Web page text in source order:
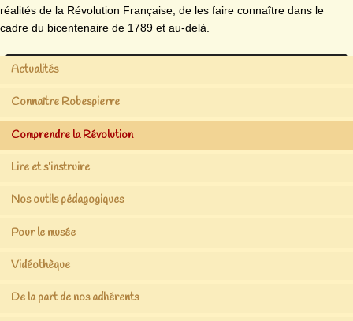
réalités de la Révolution Française, de les faire connaître dans le
cadre du bicentenaire de 1789 et au-delà.
Actualités
Connaître Robespierre
Comprendre la Révolution
Lire et s’instruire
Nos outils pédagogiques
Pour le musée
Vidéothèque
De la part de nos adhérents